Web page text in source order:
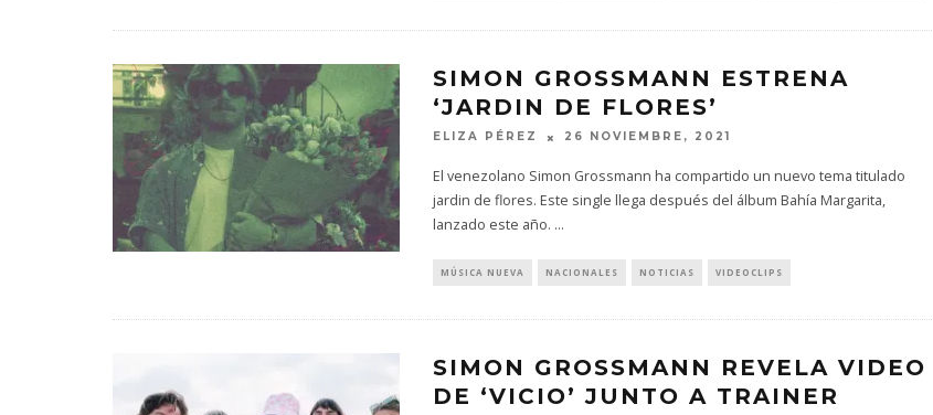
SIMON GROSSMANN ESTRENA
‘JARDIN DE FLORES’
ELIZA PÉREZ 26 NOVIEMBRE, 2021
El venezolano Simon Grossmann ha compartido un nuevo tema titulado
jardin de flores. Este single llega después del álbum Bahía Margarita,
lanzado este año. ...
MÚSICA NUEVA NACIONALES NOTICIAS VIDEOCLIPS
SIMON GROSSMANN REVELA VIDEO
DE ‘VICIO’ JUNTO A TRAINER